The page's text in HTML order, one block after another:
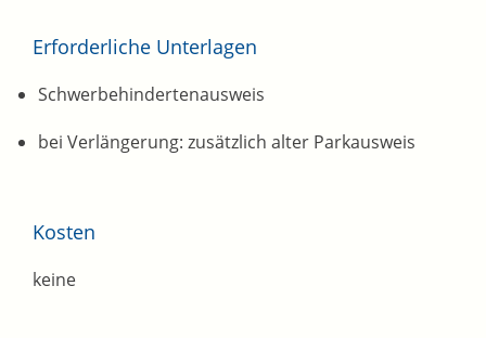
Erforderliche Unterlagen
Schwerbehindertenausweis
bei Verlängerung: zusätzlich alter Parkausweis
Kosten
keine